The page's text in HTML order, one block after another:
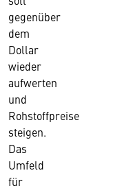
gegenüber
dem
Dollar
wieder
aufwerten
und
Rohstoffpreise
steigen.
Das
Umfeld
für